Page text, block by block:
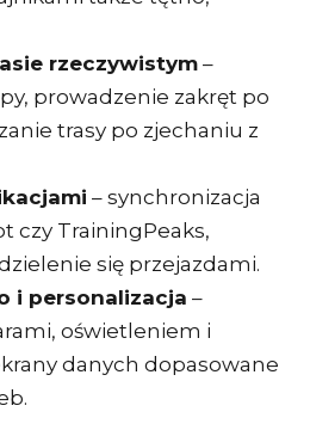
rzeczywistym –
prowadzenie zakręt po
trasy po zjechaniu z
– synchronizacja
czy TrainingPeaks,
się przejazdami.
i personalizacja –
oświetleniem i
danych dopasowane